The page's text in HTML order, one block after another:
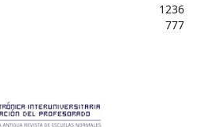
1236
777